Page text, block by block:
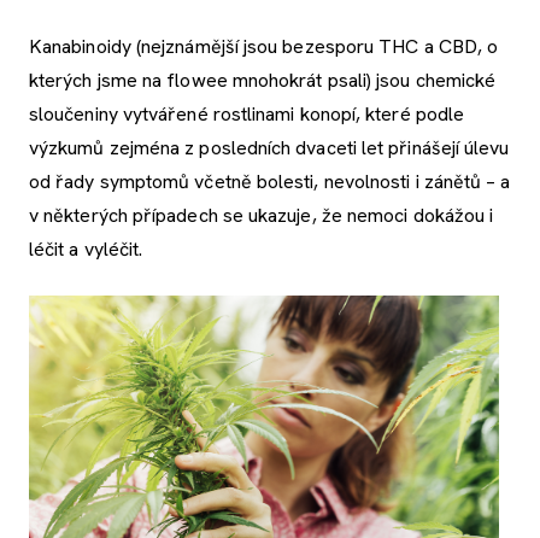
Kanabinoidy (nejznámější jsou bezesporu THC a CBD, o
kterých jsme na flowee mnohokrát psali) jsou chemické
sloučeniny vytvářené rostlinami konopí, které podle
výzkumů zejména z posledních dvaceti let přinášejí úlevu
od řady symptomů včetně bolesti, nevolnosti i zánětů – a
v některých případech se ukazuje, že nemoci dokážou i
léčit a vyléčit.